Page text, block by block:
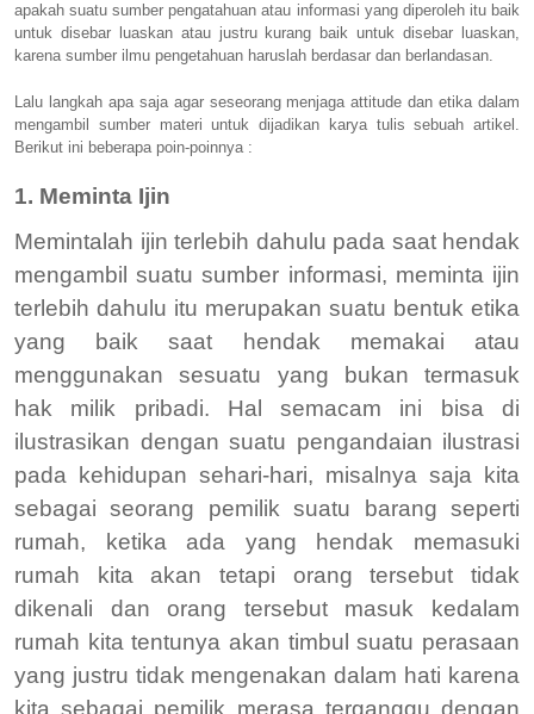
apakah suatu sumber pengatahuan atau informasi yang diperoleh itu baik
untuk disebar luaskan atau justru kurang baik untuk disebar luaskan,
karena sumber ilmu pengetahuan haruslah berdasar dan berlandasan.
Lalu langkah apa saja agar seseorang menjaga attitude dan etika dalam
mengambil sumber materi untuk dijadikan karya tulis sebuah artikel.
Berikut ini beberapa poin-poinnya :
1. Meminta Ijin
Memintalah ijin terlebih dahulu pada saat hendak
mengambil suatu sumber informasi, meminta ijin
terlebih dahulu itu merupakan suatu bentuk etika
yang baik saat hendak memakai atau
menggunakan sesuatu yang bukan termasuk
hak milik pribadi. Hal semacam ini bisa di
ilustrasikan dengan suatu pengandaian ilustrasi
pada kehidupan sehari-hari, misalnya saja kita
sebagai seorang pemilik suatu barang seperti
rumah, ketika ada yang hendak memasuki
rumah kita akan tetapi orang tersebut tidak
dikenali dan orang tersebut masuk kedalam
rumah kita tentunya akan timbul suatu perasaan
yang justru tidak mengenakan dalam hati karena
kita sebagai pemilik merasa terganggu dengan